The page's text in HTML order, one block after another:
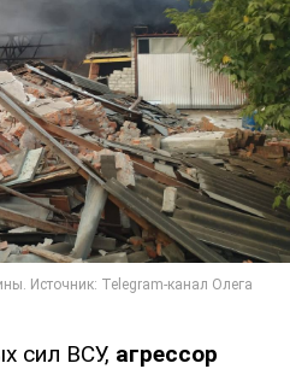
сил ВСУ, агрессор